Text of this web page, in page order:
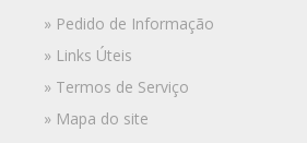
» Pedido de Informação
» Links Úteis
» Termos de Serviço
» Mapa do site